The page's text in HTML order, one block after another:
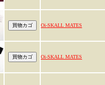
Oi-SKALL MATES
Oi-SKALL MATES